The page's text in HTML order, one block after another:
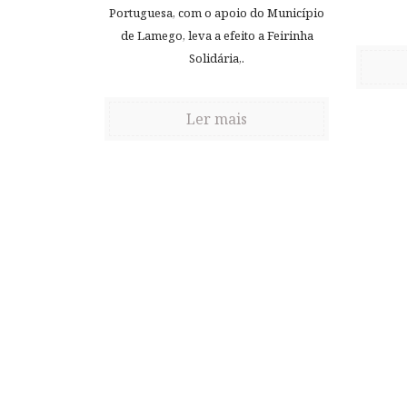
Portuguesa, com o apoio do Município
de Lamego, leva a efeito a Feirinha
Solidária,.
Ler mais